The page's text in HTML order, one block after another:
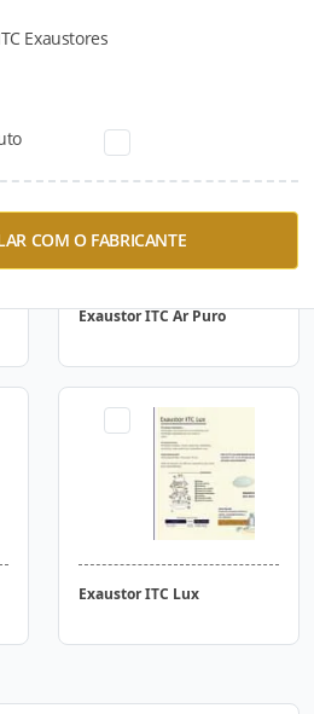
Exaustores
COM O FABRICANTE
para Download
Exaustor ITC Ar Puro
Exaustor ITC Lux